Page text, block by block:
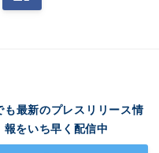
も最新のプレスリリース情
報をいち早く配信中